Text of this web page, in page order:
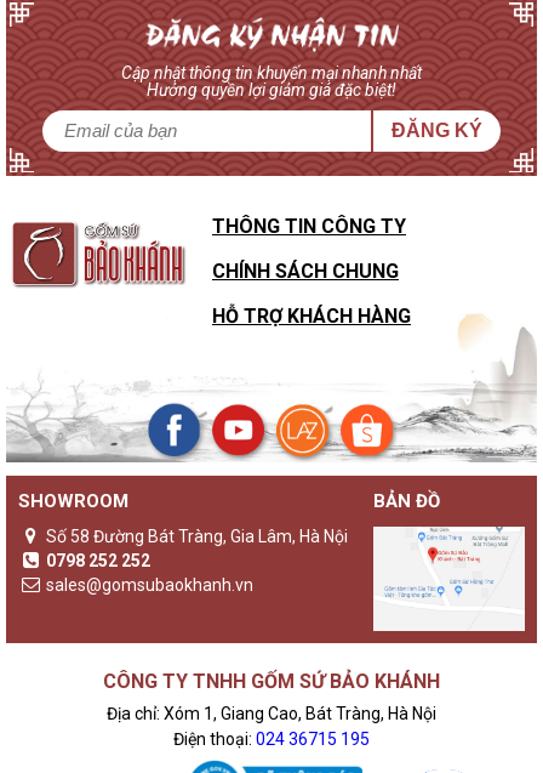
Cập nhật thông tin khuyến mại nhanh nhất
Hưởng quyền lợi giảm giá đặc biệt!
ĐĂNG KÝ
THÔNG TIN CÔNG TY
CHÍNH SÁCH CHUNG
HỖ TRỢ KHÁCH HÀNG
SHOWROOM
Số 58 Đường Bát Tràng, Gia Lâm, Hà Nội
0798 252 252
sales@gomsubaokhanh.vn
BẢN ĐỒ
CÔNG TY TNHH GỐM SỨ BẢO KHÁNH
Địa chỉ: Xóm 1, Giang Cao, Bát Tràng, Hà Nội
Điện thoại: 024 36715 195